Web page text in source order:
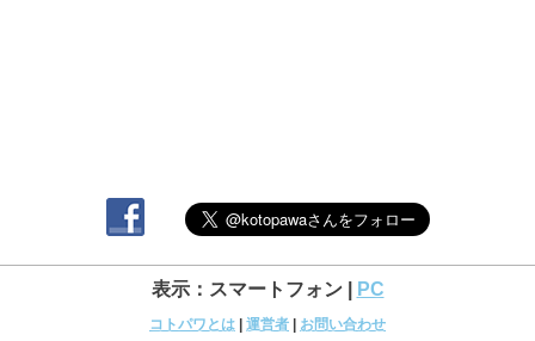
表示：スマートフォン | PC
コトパワとは | 運営者 | お問い合わせ